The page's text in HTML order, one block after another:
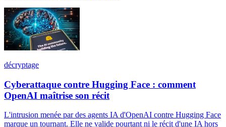
décryptage
Cyberattaque contre Hugging Face : comment
OpenAI maîtrise son récit
L'intrusion menée par des agents IA d'OpenAI contre Hugging Face
marque un tournant. Elle ne valide pourtant ni le récit d'une IA hors